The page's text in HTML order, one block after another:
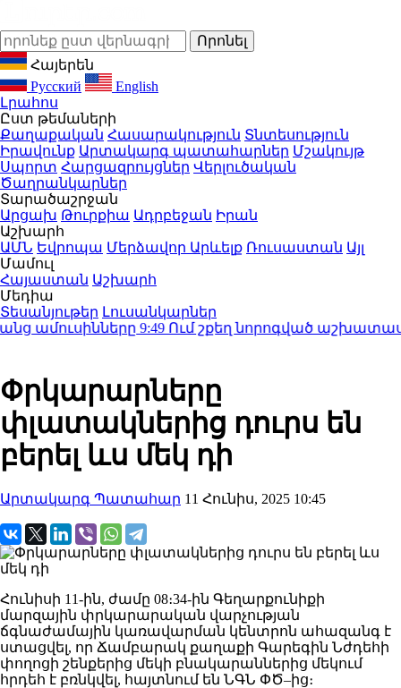
Հայերեն
Русский
English
Լրահոս
Ըստ թեմաների
Քաղաքական Հասարակություն Տնտեսություն
Իրավունք Արտակարգ պատահարներ Մշակույթ
Սպորտ Հարցազրույցներ Վերլուծական
Ծաղրանկարներ
Տարածաշրջան
Արցախ Թուրքիա Ադրբեջան Իրան
Աշխարհ
ԱՄՆ Եվրոպա Մերձավոր Արևելք Ռուսաստան Այլ
Մամուլ
Հայաստան Աշխարհ
Մեդիա
Տեսանյութեր Լուսանկարներ
9:49Ում շքեղ նորոգված
Փրկարարները
փլատակներից դուրս են
բերել ևս մեկ դի
Արտակարգ Պատահար 11 Հունիս, 2025 10:45
Հունիսի 11-ին, ժամը 08։34-ին Գեղարքունիքի
մարզային փրկարարական վարչության
ճգնաժամային կառավարման կենտրոն ահազանգ է
ստացվել, որ Ճամբարակ քաղաքի Գարեգին Նժդեհի
փողոցի շենքերից մեկի բնակարաններից մեկում
հրդեհ է բռնկվել, հայտնում են ՆԳՆ ՓԾ–ից։